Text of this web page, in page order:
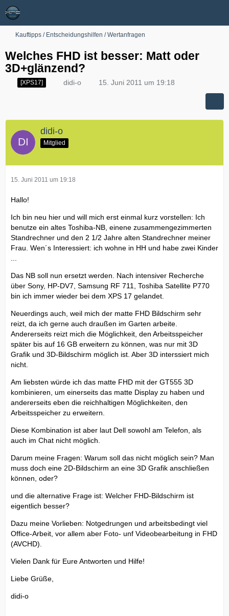
Kauftipps / Entscheidungshilfen / Wertanfragen
Welches FHD ist besser: Matt oder
3D+glänzend?
[XPS17] didi-o 15. Juni 2011 um 19:18
didi-o
Mitglied
15. Juni 2011 um 19:18
Hallo!
Ich bin neu hier und will mich erst einmal kurz vorstellen: Ich
benutze ein altes Toshiba-NB, einene zusammengezimmerten
Standrechner und den 2 1/2 Jahre alten Standrechner meiner
Frau. Wen´s Interessiert: ich wohne in HH und habe zwei Kinder
Das NB soll nun ersetzt werden. Nach intensiver Recherche
über Sony, HP-DV7, Samsung RF 711, Toshiba Satellite P770
bin ich immer wieder bei dem XPS 17 gelandet.
Neuerdings auch, weil mich der matte FHD Bildschirm sehr
reizt, da ich gerne auch draußen im Garten arbeite.
Andererseits reizt mich die Möglichkeit, den Arbeitsspeicher
später bis auf 16 GB erweitern zu können, was nur mit 3D
Grafik und 3D-Bildschirm möglich ist. Aber 3D interssiert mich
nicht.
Am liebsten würde ich das matte FHD mit der GT555 3D
kombinieren, um einerseits das matte Display zu haben und
andererseits eben die reichhaltigen Möglichkeiten, den
Arbeitsspeicher zu erweitern.
Diese Kombination ist aber laut Dell sowohl am Telefon, als
auch im Chat nicht möglich.
Darum meine Fragen: Warum soll das nicht möglich sein? Man
muss doch eine 2D-Bildschirm an eine 3D Grafik anschließen
können, oder?
und die alternative Frage ist: Welcher FHD-Bildschirm ist
eigentlich besser?
Dazu meine Vorlieben: Notgedrungen und arbeitsbedingt viel
Office-Arbeit, vor allem aber Foto- unf Videobearbeitung in FHD
(AVCHD).
Vielen Dank für Eure Antworten und Hilfe!
Liebe Grüße,
didi-o